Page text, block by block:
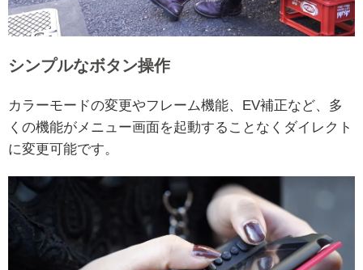
シンプルなボタン操作
カラーモードの変更やフレーム機能、EV補正など、多
くの機能がメニュー画面を起動することなくダイレクト
に変更可能です。